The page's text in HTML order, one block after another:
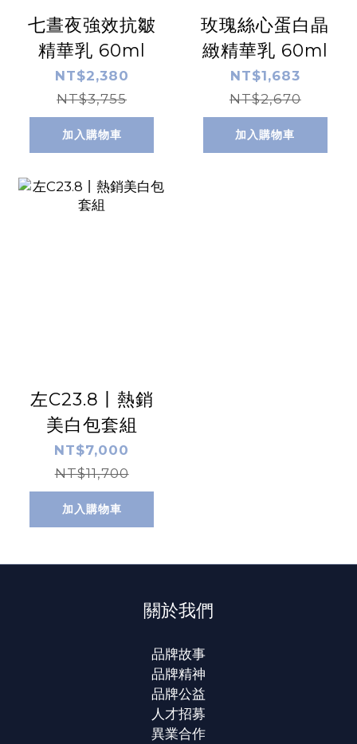
七晝夜強效抗皺
精華乳 60ml
NT$2,380
NT$3,755
加入購物車
玫瑰絲心蛋白晶
緻精華乳 60ml
NT$1,683
NT$2,670
加入購物車
左C23.8丨熱銷
美白包套組
NT$7,000
NT$11,700
加入購物車
關於我們
品牌故事
品牌精神
品牌公益
人才招募
異業合作